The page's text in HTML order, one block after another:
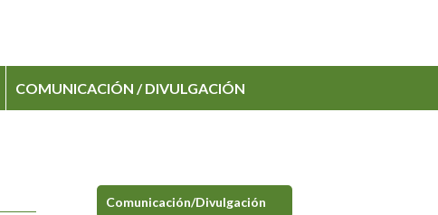
COMUNICACIÓN / DIVULGACIÓN
Comunicación/Divulgación